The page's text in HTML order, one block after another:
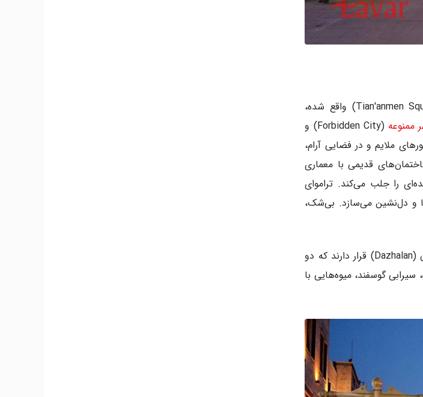
خیابان کیانمن (Qianmen Street) که در نزدیکی میدان تیان آنمن (Tian'anmen Square) واقع شده،
ممنوعه
(Forbidden City) و
ملایم و در فضایی آرام،
قدیمی با معماری
را جلب می‌کند. تراموای
و دل‌نشین می‌سازد. بی‌شک،
در کنار این خیابان، دو مسیر دیگر به نام‌های ژیانیوکو (Xianyukou) و داژالان (Dazhalan) قرار دارند که دو
گوسفند، میوه‌هایی با